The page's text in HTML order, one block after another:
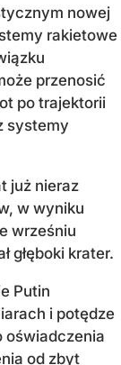
nowej
rakietowe
przenosić
po trajektorii
systemy
już nieraz
w wyniku
wrześniu
głęboki krater.
Putin
i potędze
oświadczenia
od zbyt